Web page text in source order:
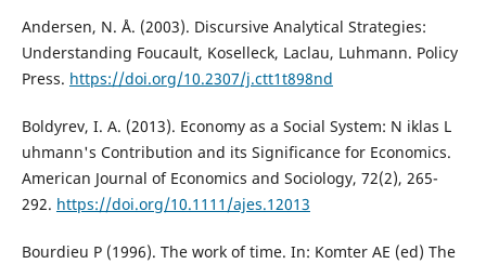
Andersen, N. Å. (2003). Discursive Analytical Strategies:
Understanding Foucault, Koselleck, Laclau, Luhmann. Policy
Press. https://doi.org/10.2307/j.ctt1t898nd
Boldyrev, I. A. (2013). Economy as a Social System: N iklas L
uhmann's Contribution and its Significance for Economics.
American Journal of Economics and Sociology, 72(2), 265-
292. https://doi.org/10.1111/ajes.12013
Bourdieu P (1996). The work of time. In: Komter AE (ed) The